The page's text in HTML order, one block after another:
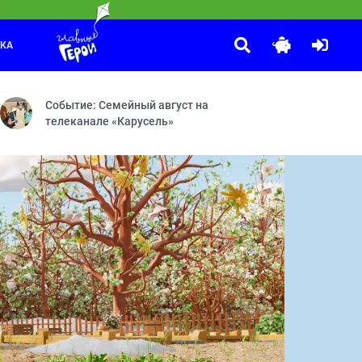
явление на телевидении. Программа существует с сентября
Оранжевая корова
Как раньше — Ключ — Предсказание — Ну и фрукт —
Событие: Семейный август на
телеканале «Карусель»